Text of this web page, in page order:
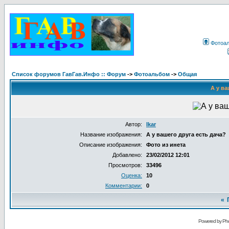
Список форумов ГавГав.Инфо :: Форум -> Фотоальбом -> Общая
А у
Автор:
Ikar
Название изображения:
А у вашего друга есть дача?
Описание изображения:
Фото из инета
Добавлено:
23/02/2012 12:01
Просмотров:
33496
Оценка:
10
Комментарии:
0
«
Powered by